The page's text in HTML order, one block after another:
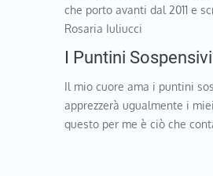
che porto avanti dal 2011 e
Rosaria Iuliucci
I Puntini Sospensivi
Il mio cuore ama i puntini
apprezzerà ugualmente i
questo per me è ciò che